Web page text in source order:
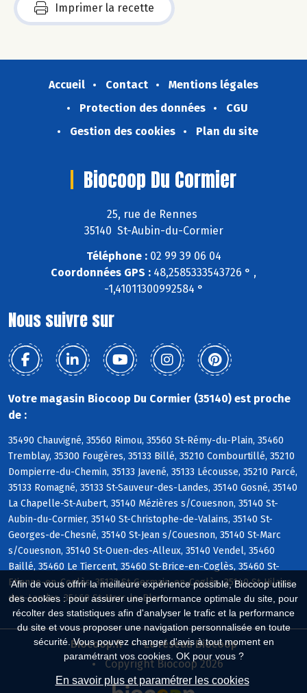
Afin de vous offrir la meilleure expérience possible, Biocoop utilise
des cookies : pour assurer une performance optimale du site, pour
récolter des statistiques afin d'analyser le trafic et la performance
du site et vous proposer une navigation personnalisée en toute
sécurité. Vous pouvez changer d'avis à tout moment en
paramétrant vos cookies. OK pour vous ?
En savoir plus et paramétrer les cookies
Imprimer la recette
Accueil Contact
Mentions légales
Protection des données
CGU
Gestion des cookies
Plan du site
Biocoop Du Cormier
25, rue de Rennes
35140 St-Aubin-du-Cormier
Téléphone :02 99 39 06 04
Coordonnées GPS : 48,2585333543726 ° ,
-1,41011300992584 °
Nous suivre sur
Votre magasin Biocoop Du Cormier (35140) est proche
de :
35490 Chauvigné, 35560 Rimou, 35560 St-Rémy-du-Plain, 35460
Tremblay, 35300 Fougères, 35133 Billé, 35210 Combourtillé, 35210
Dompierre-du-Chemin, 35133 Javené, 35133 Lécousse, 35210 Parcé,
35133 Romagné, 35133 St-Sauveur-des-Landes, 35140 Gosné, 35140
La Chapelle-St-Aubert, 35140 Mézières s/Couesnon, 35140 St-
Aubin-du-Cormier, 35140 St-Christophe-de-Valains, 35140 St-
Georges-de-Chesné, 35140 St-Jean s/Couesnon, 35140 St-Marc
s/Couesnon, 35140 St-Ouen-des-Alleux, 35140 Vendel, 35460
Baillé, 35460 Le Tiercent, 35460 St-Brice-en-Coglès, 35460 St-
Etienne-en-Coglès, 35133 St-Germain-en-Coglès, 35140 St-Hilaire-
des-Landes, 35460 St-Marc-le-Blanc
Biocoop.fr
Le réseau Biocoop
Copyright Biocoop 2026